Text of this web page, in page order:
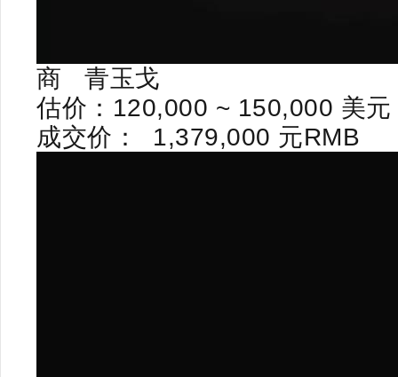
商
青玉戈
估价： 120,000 ~ 150,000 美元
成交价：
1,379,000 元RMB